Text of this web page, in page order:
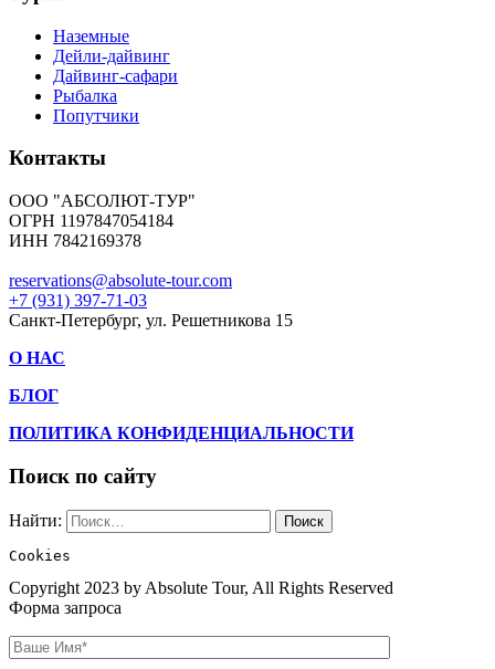
Наземные
Дейли-дайвинг
Дайвинг-сафари
Рыбалка
Попутчики
Контакты
ООО "АБСОЛЮТ-ТУР"
ОГРН 1197847054184
ИНН 7842169378
reservations@absolute-tour.com
+7 (931) 397-71-03
Санкт-Петербург, ул. Решетникова 15
О НАС
БЛОГ
ПОЛИТИКА КОНФИДЕНЦИАЛЬНОСТИ
Поиск по сайту
Найти:
Cookies
Copyright 2023 by Absolute Tour, All Rights Reserved
Форма запроса